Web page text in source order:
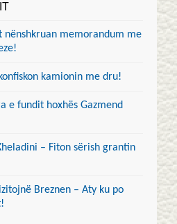
nënshkruan memorandum me
kamionin me dru!
e fundit hoxhës Gazmend
– Fiton sërish grantin
Breznen – Aty ku po